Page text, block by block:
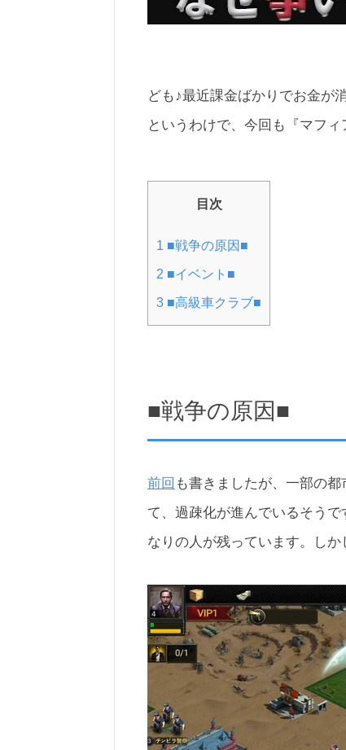
ども♪最近課金ばかりでお金が
というわけで、今回も『マフィ
目次
1 ■戦争の原因■
2 ■イベント■
3 ■高級車クラブ■
■戦争の原因■
前回 も書きましたが、一部の
て、過疎化が進んでいるそう
なりの人が残っています。しか